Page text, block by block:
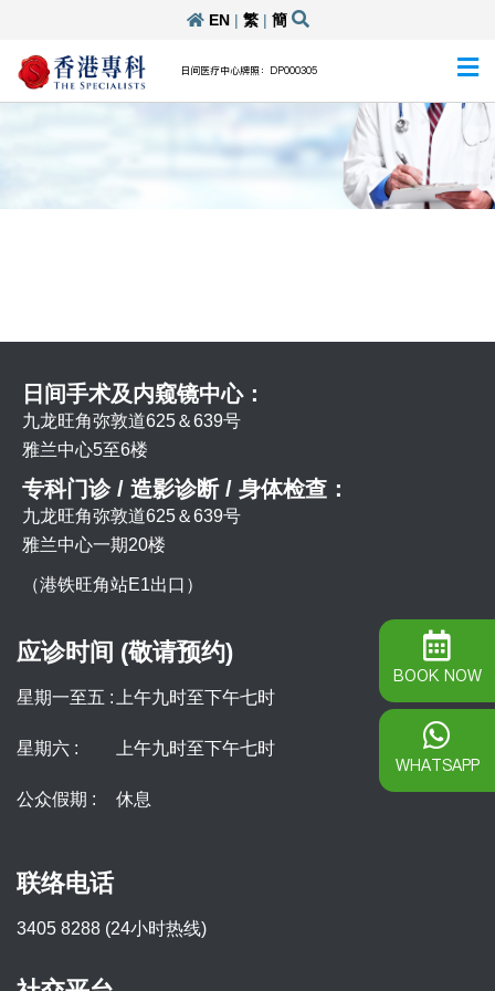
EN| 繁| 簡
日间医疗中心牌照：DP000305
日间手术及内窥镜中心：
九龙旺角弥敦道625＆639号
雅兰中心5至6楼
专科门诊 / 造影诊断 / 身体检查：
九龙旺角弥敦道625＆639号
雅兰中心一期20楼
（港铁旺角站E1出口）
应诊时间 (敬请预约)
星期一至五 : 上午九时至下午七时
星期六 : 上午九时至下午七时
公众假期 : 休息
联络电话
3405 8288 (24小时热线)
BOOK NOW
WHATSAPP